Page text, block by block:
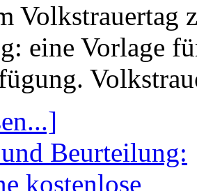
Volkstrauertag
eine Vorlage